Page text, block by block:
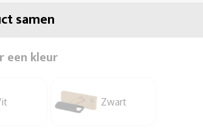
samen
een kleur
Zwart